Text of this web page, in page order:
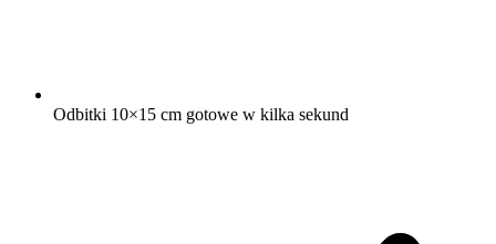
Odbitki 10×15 cm gotowe w kilka sekund